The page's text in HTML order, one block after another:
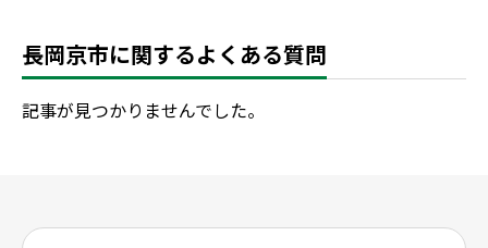
長岡京市に関するよくある質問
記事が見つかりませんでした。